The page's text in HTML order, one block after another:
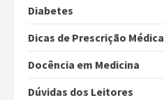
Diabetes
Dicas de Prescrição Médica
Docência em Medicina
Dúvidas dos Leitores